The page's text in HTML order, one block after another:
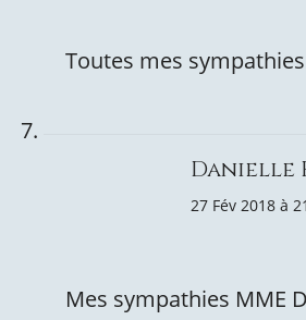
Toutes mes
Danielle
27 Fév 2018 à
Mes sympathies MME